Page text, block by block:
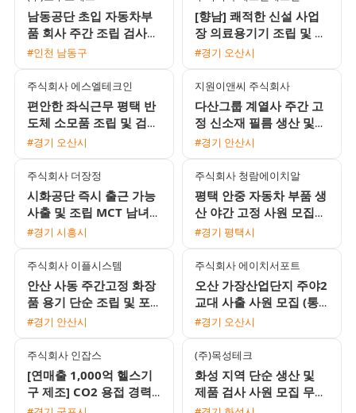
남동공단 초입 자동차부
품 회사 주간 조립 검사
도장 채용
#인천 남동구
[향남] 쾌적한 신설 사업
장 의료용기기 조립 및 검
사 사원 모집 (만근 상여
행)
#경기 오산시
주식회사 에스엘테크인
편안한 좌식근무 평택 반
도체 소모품 조립 및 검사
주간고정 채용 상여120%
#경기 오산시
지원이앤씨 주식회사
다산그룹 계열사 주간 고
정 신소재 필름 생산 및
설비 조작원 모집 무료 사
#경기 안산시
주식회사 더장정
시화공단 즉시 출근 가능
사출 및 조립 MCT 남녀
생산직 채용
#경기 시흥시
주식회사 청람에이치알
평택 안중 자동차 부품 생
산 야간 고정 사원 모집
월 400만원 이상 가능
#경기 평택시
주식회사 이플시스템
안산 사동 주간고정 화장
품 용기 단순 조립 및 포
장 사원 모집 일급 주급
#경기 안산시
주식회사 에이치서포트
오산 가장산업단지 주야2
교대 사출 사원 모집 (통
근버스 운행 및 제수당 지
#경기 오산시
주식회사 인잡스
[연매출 1,000억 헬스기
구 제조] CO2 용접 경력
기사 모집 (일 16만원 / 장
(주)목성테크
화성 지역 단순 생산 및
제품 검사 사원 모집 무료
기숙사와 식사 제공